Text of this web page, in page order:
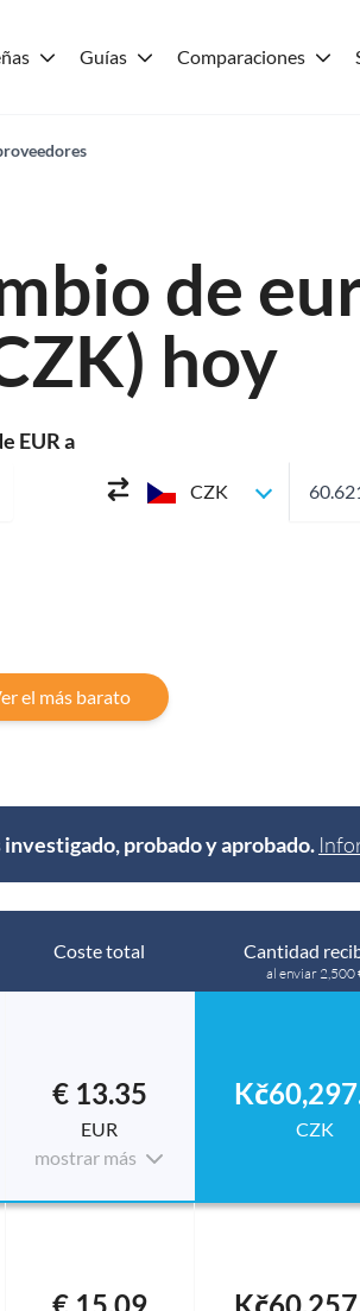
Guías Comparaciones
de
hoy
EUR a
CZK
el más barato
probado y aprobado.
Coste total Cantidad
al enviar 2,500
€ 13.35
EUR
mostrar más
CZK